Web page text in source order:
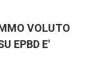
VOLUTO
EPBD E'